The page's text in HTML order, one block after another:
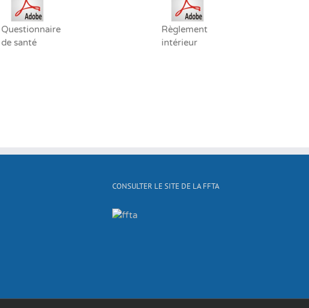
Questionnaire
de santé
Règlement
intérieur
CONSULTER LE SITE DE LA FFTA